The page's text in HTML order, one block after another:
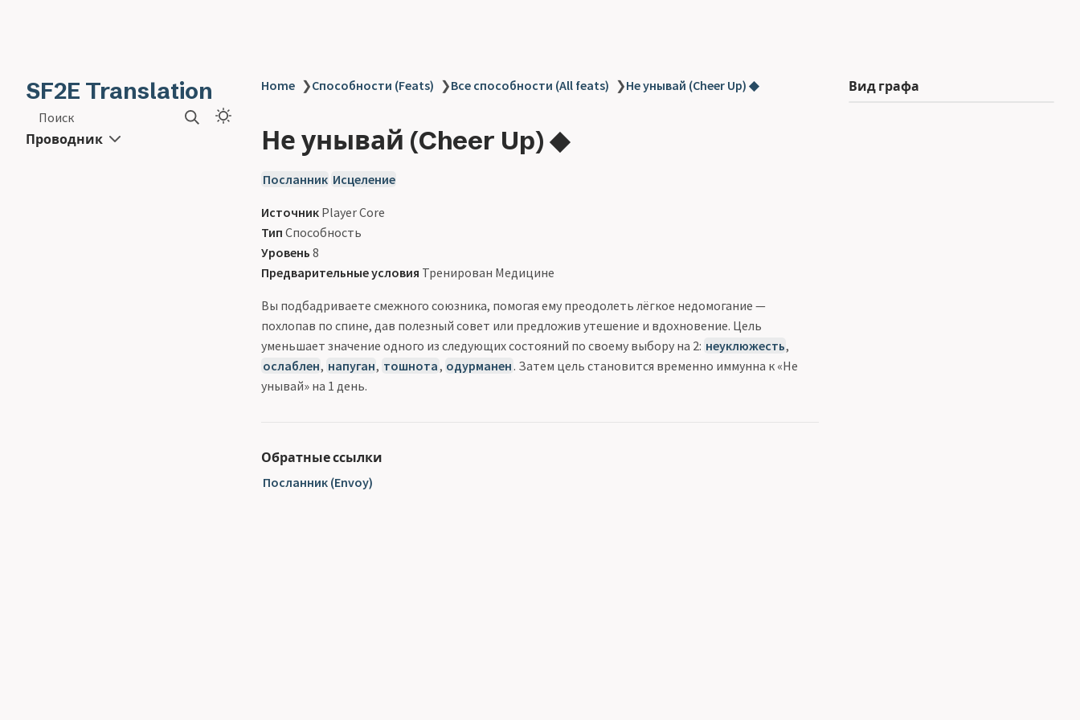
SF2E Translation
Поиск
Проводник
Home ❯Способности (Feats) ❯Все способности (All feats) ❯Не унывай (Cheer Up) ◆
Не унывай (Cheer Up) ◆
Посланник Исцеление
Источник Player Core
Тип Способность
Уровень 8
Предварительные условия Тренирован Медицине
Вы подбадриваете смежного союзника, помогая ему преодолеть лёгкое недомогание —
похлопав по спине, дав полезный совет или предложив утешение и вдохновение. Цель
уменьшает значение одного из следующих состояний по своему выбору на 2: неуклюжесть,
ослаблен, напуган, тошнота, одурманен . Затем цель становится временно иммунна к «Не
унывай» на 1 день.
Обратные ссылки
Посланник (Envoy)
Вид графа